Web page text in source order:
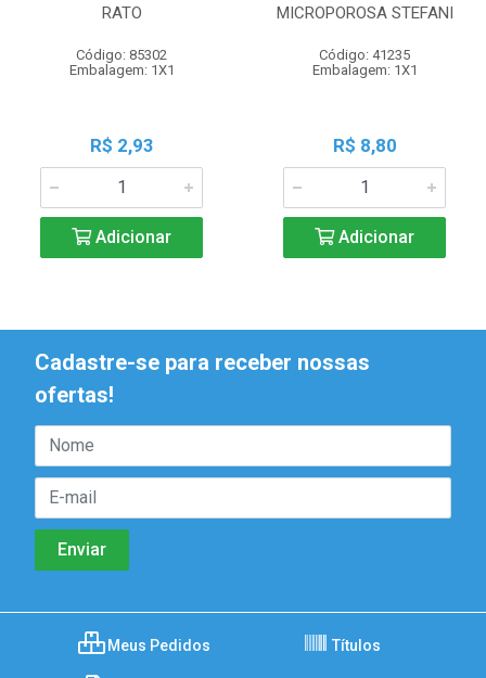
RATO
Código: 85302
Embalagem: 1X1
R$ 2,93
Adicionar
MICROPOROSA STEFANI
Código: 41235
Embalagem: 1X1
R$ 8,80
Adicionar
Cadastre-se para receber nossas
ofertas!
Meus Pedidos Títulos